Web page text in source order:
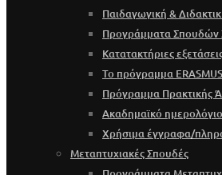
Παιδαγωγική &
Προγράμματα Σπουδών
Κατατακτήριες
Το πρόγραμμα ERASMUS
Πρόγραμμα Πρακτικής
Ακαδημαϊκό ημερολόγιο
Χρήσιμα έγγραφα/
Μεταπτυχιακές Σπουδές